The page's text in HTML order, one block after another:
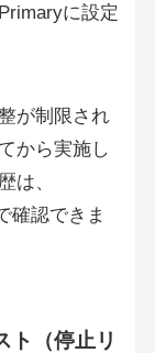
に設定
が制限され
から実施し
は、
確認できま
ト（停止リ